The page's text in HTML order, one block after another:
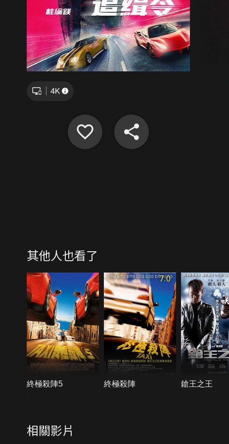
其他人也看了
終極殺陣5
7.0
終極殺陣 鎗王之王
相關影片